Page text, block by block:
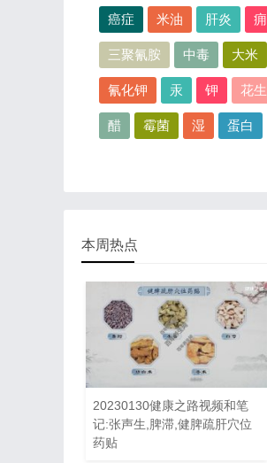
癌症 米油 肝炎 痈
三聚氰胺 中毒 大米
氰化钾 汞 钾 花生
醋 霉菌 湿 蛋白
本周热点
20230130健康之路视频和笔
记:张声生,脾滞,健脾疏肝穴位
药贴